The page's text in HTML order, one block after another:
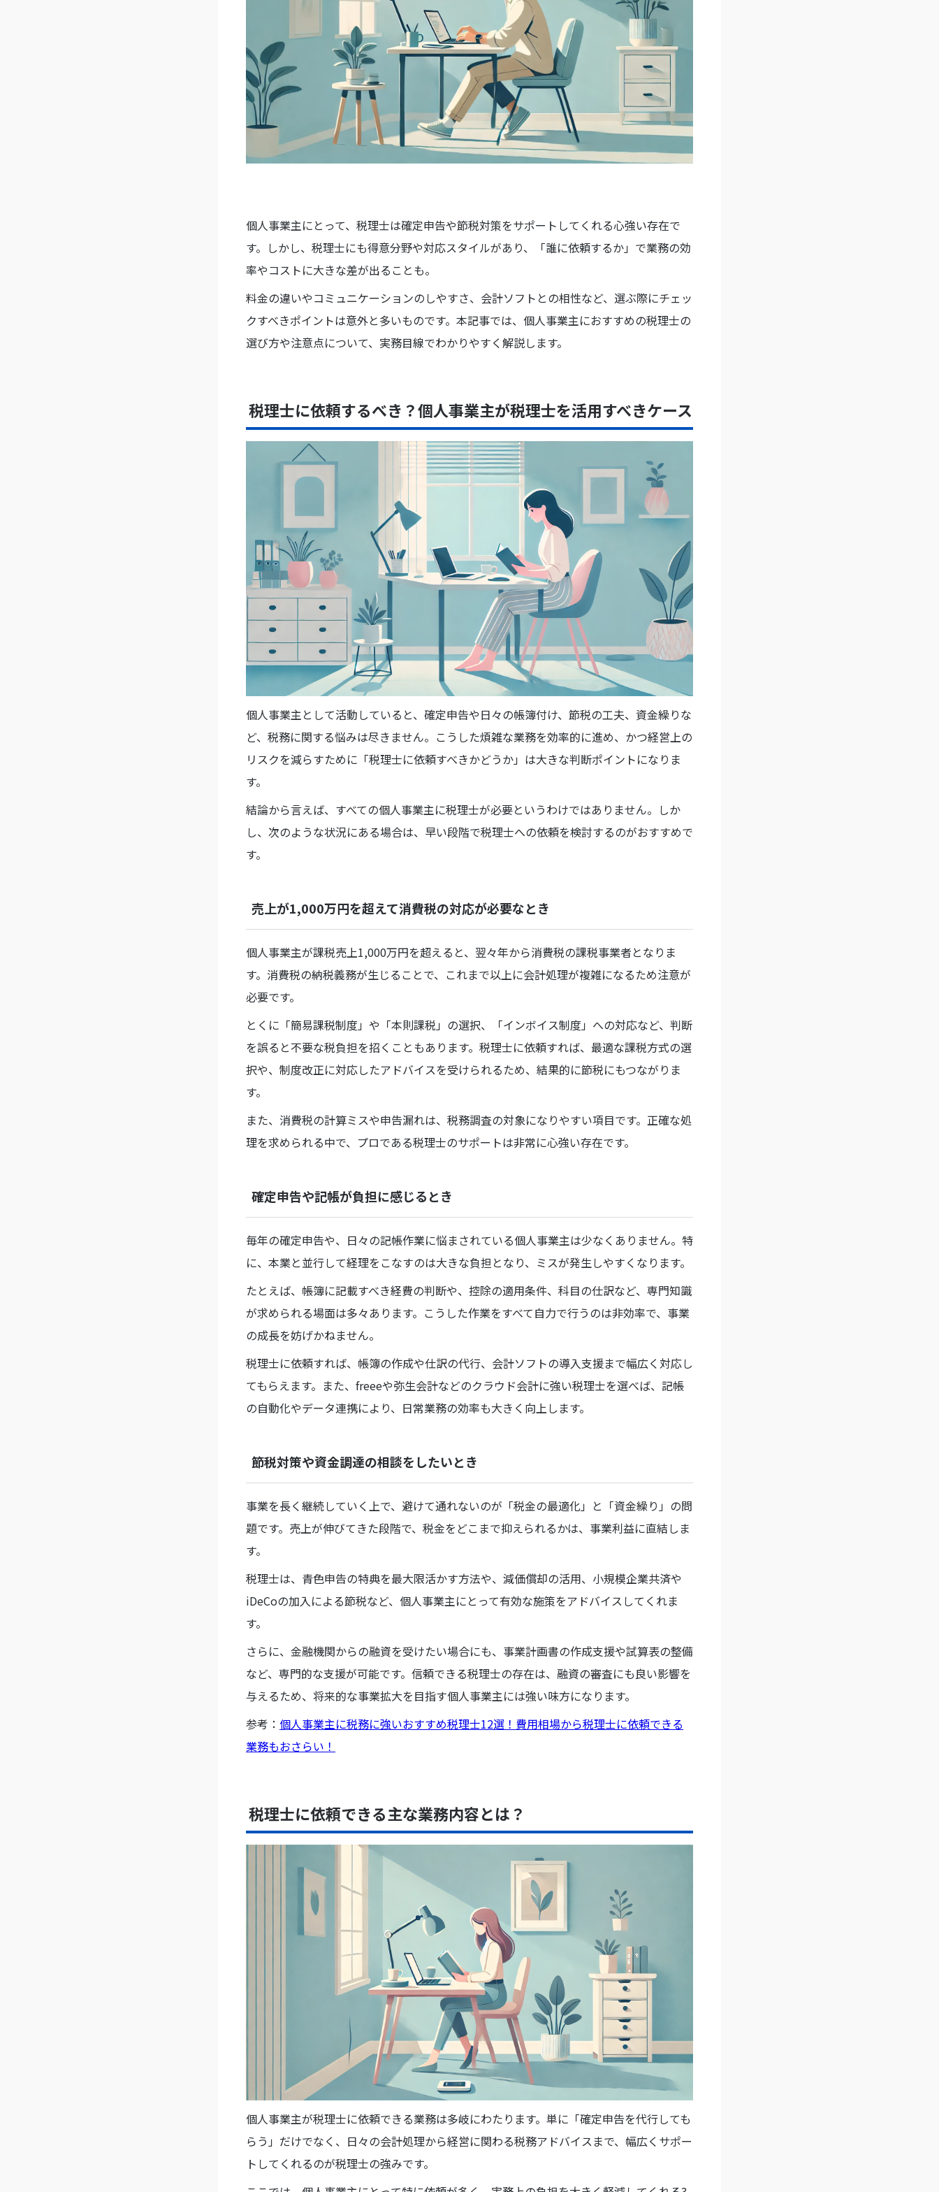
個人事業主にとって、税理士は確定申告や節税対策をサポートしてくれる心強い存在で
す。しかし、税理士にも得意分野や対応スタイルがあり、「誰に依頼するか」で業務の効
率やコストに大きな差が出ることも。
料金の違いやコミュニケーションのしやすさ、会計ソフトとの相性など、選ぶ際にチェッ
クすべきポイントは意外と多いものです。本記事では、個人事業主におすすめの税理士の
選び方や注意点について、実務目線でわかりやすく解説します。
税理士に依頼するべき？個人事業主が税理士を活用すべきケース
個人事業主として活動していると、確定申告や日々の帳簿付け、節税の工夫、資金繰りな
ど、税務に関する悩みは尽きません。こうした煩雑な業務を効率的に進め、かつ経営上の
リスクを減らすために「税理士に依頼すべきかどうか」は大きな判断ポイントになりま
す。
結論から言えば、すべての個人事業主に税理士が必要というわけではありません。しか
し、次のような状況にある場合は、早い段階で税理士への依頼を検討するのがおすすめで
す。
売上が1,000万円を超えて消費税の対応が必要なとき
個人事業主が課税売上1,000万円を超えると、翌々年から消費税の課税事業者となりま
す。消費税の納税義務が生じることで、これまで以上に会計処理が複雑になるため注意が
必要です。
とくに「簡易課税制度」や「本則課税」の選択、「インボイス制度」への対応など、判断
を誤ると不要な税負担を招くこともあります。税理士に依頼すれば、最適な課税方式の選
択や、制度改正に対応したアドバイスを受けられるため、結果的に節税にもつながりま
す。
また、消費税の計算ミスや申告漏れは、税務調査の対象になりやすい項目です。正確な処
理を求められる中で、プロである税理士のサポートは非常に心強い存在です。
確定申告や記帳が負担に感じるとき
毎年の確定申告や、日々の記帳作業に悩まされている個人事業主は少なくありません。特
に、本業と並行して経理をこなすのは大きな負担となり、ミスが発生しやすくなります。
たとえば、帳簿に記載すべき経費の判断や、控除の適用条件、科目の仕訳など、専門知識
が求められる場面は多々あります。こうした作業をすべて自力で行うのは非効率で、事業
の成長を妨げかねません。
税理士に依頼すれば、帳簿の作成や仕訳の代行、会計ソフトの導入支援まで幅広く対応し
てもらえます。また、freeeや弥生会計などのクラウド会計に強い税理士を選べば、記帳
の自動化やデータ連携により、日常業務の効率も大きく向上します。
節税対策や資金調達の相談をしたいとき
事業を長く継続していく上で、避けて通れないのが「税金の最適化」と「資金繰り」の問
題です。売上が伸びてきた段階で、税金をどこまで抑えられるかは、事業利益に直結しま
す。
税理士は、青色申告の特典を最大限活かす方法や、減価償却の活用、小規模企業共済や
iDeCoの加入による節税など、個人事業主にとって有効な施策をアドバイスしてくれま
す。
さらに、金融機関からの融資を受けたい場合にも、事業計画書の作成支援や試算表の整備
など、専門的な支援が可能です。信頼できる税理士の存在は、融資の審査にも良い影響を
与えるため、将来的な事業拡大を目指す個人事業主には強い味方になります。
参考： 個人事業主に税務に強いおすすめ税理士12選！費用相場から税理士に依頼できる
業務もおさらい！
税理士に依頼できる主な業務内容とは？
個人事業主が税理士に依頼できる業務は多岐にわたります。単に「確定申告を代行しても
らう」だけでなく、日々の会計処理から経営に関わる税務アドバイスまで、幅広くサポー
トしてくれるのが税理士の強みです。